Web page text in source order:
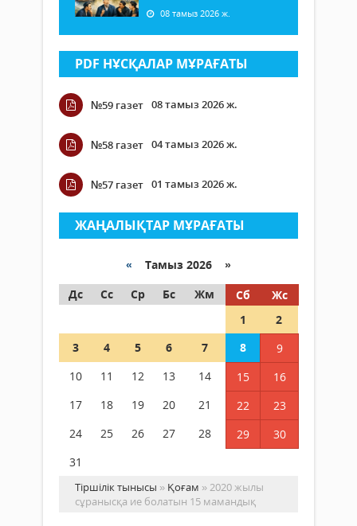
08 тамыз 2026 ж.
PDF НҰСҚАЛАР МҰРАҒАТЫ
№59 газет 08 тамыз 2026 ж.
№58 газет 04 тамыз 2026 ж.
№57 газет 01 тамыз 2026 ж.
ЖАҢАЛЫҚТАР МҰРАҒАТЫ
« Тамыз 2026 »
Дс
Сс Ср Бс Жм Сб
Жс
1
2
3
4 5 6 7 8
9
10
11 12 13 14 15
16
17
18 19 20 21 22
23
24
25 26 27 28 29
30
31
Тіршілік тынысы » Қоғам » 2020 жылы
сұранысқа ие болатын 15 мамандық